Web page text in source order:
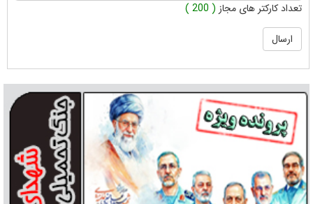
تعداد کارکتر های مجاز ( 200 )